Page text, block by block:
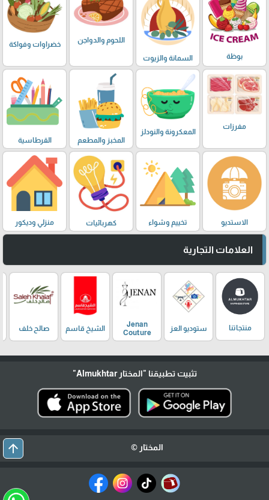
بوظة السمانة والزيوت
اللحوم والدواجن
خضراوات وفواكة
مفرزات
المعكرونة والنودلز
المخبز والمطعم
القرطاسية
الاستديو تخييم وشواء كهربائيات منزلي وديكور
العلامات التجارية
منتجاتنا ستوديو العز
Jenan
Couture
الشيخ قاسم صالح خلف
تثبيت تطبيقنا "المختار Almukhtar"
المختار © arrow_upward